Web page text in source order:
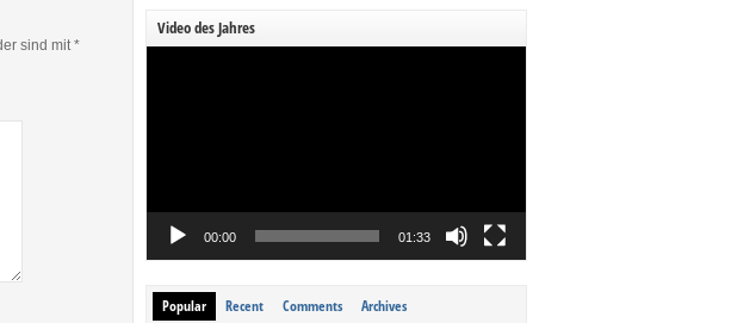
sind mit*
Video des Jahres
00:00 01:33
Popular Recent Comments Archives